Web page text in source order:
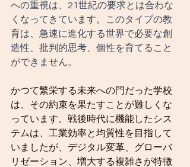
への重視は、21世紀の要求とは合わな
くなってきています。このタイプの教
育は、急速に進化する世界で必要な創
造性、批判的思考、個性を育てること
ができません。
かつて繁栄する未来への門だった学校
は、その約束を果たすことが難しくな
っています。戦後時代に機能したシス
テムは、工業効率と均質性を目指して
いましたが、デジタル変革、グローバ
リゼーション、増大する複雑さが特徴